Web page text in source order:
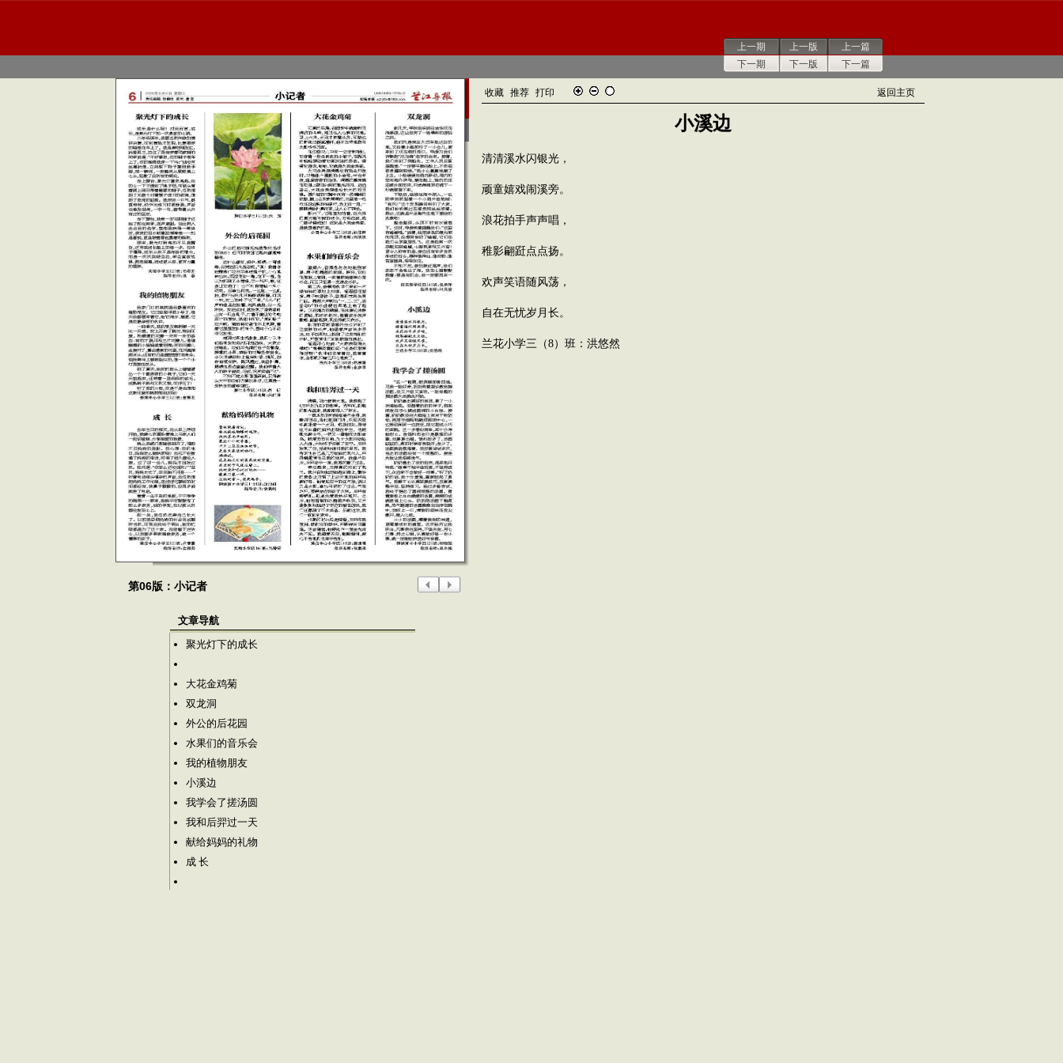
上一期
下一期
上一版
下一版
上一篇
下一篇
第06版：小记者
文章导航
聚光灯下的成长
大花金鸡菊
双龙洞
外公的后花园
水果们的音乐会
我的植物朋友
小溪边
我学会了搓汤圆
我和后羿过一天
献给妈妈的礼物
成 长
收藏 推荐 打印 返回主页
小溪边
清清溪水闪银光，
顽童嬉戏闹溪旁。
浪花拍手声声唱，
稚影翩跹点点扬。
欢声笑语随风荡，
自在无忧岁月长。
兰花小学三（8）班：洪悠然